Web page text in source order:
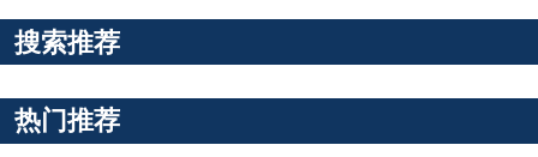
搜索推荐
热门推荐